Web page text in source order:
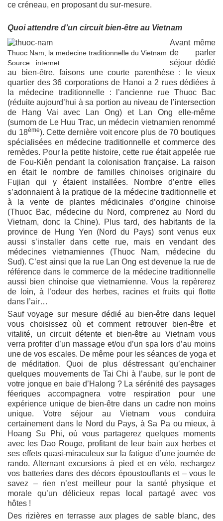
ce créneau, en proposant du sur-mesure.
Quoi attendre d’un circuit bien-être au Vietnam
Thuoc Nam, la medecine traditionnelle du Vietnam
Source : internet
Avant même
de parler
séjour dédié
au bien-être, faisons une courte parenthèse : le vieux
quartier des 36 corporations de Hanoi a 2 rues dédiées à
la médecine traditionnelle : l’ancienne rue Thuoc Bac
(réduite aujourd’hui à sa portion au niveau de l’intersection
de Hang Vai avec Lan Ong) et Lan Ong elle-même
(surnom de Le Huu Trac, un médecin vietnamien renommé
du 18ème). Cette dernière voit encore plus de 70 boutiques
spécialisées en médecine traditionnelle et commerce des
remèdes. Pour la petite histoire, cette rue était appelée rue
de Fou-Kiên pendant la colonisation française. La raison
en était le nombre de familles chinoises originaire du
Fujian qui y étaient installées. Nombre d’entre elles
s’adonnaient à la pratique de la médecine traditionnelle et
à la vente de plantes médicinales d’origine chinoise
(Thuoc Bac, médecine du Nord, comprenez au Nord du
Vietnam, donc la Chine). Plus tard, des habitants de la
province de Hung Yen (Nord du Pays) sont venus eux
aussi s’installer dans cette rue, mais en vendant des
médecines vietnamiennes (Thuoc Nam, médecine du
Sud). C’est ainsi que la rue Lan Ong est devenue la rue de
référence dans le commerce de la médecine traditionnelle
aussi bien chinoise que vietnamienne. Vous la repèrerez
de loin, à l’odeur des herbes, racines et fruits qui flotte
dans l’air…
Sauf voyage sur mesure dédié au bien-être dans lequel
vous choisissez où et comment retrouver bien-être et
vitalité, un circuit détente et bien-être au Vietnam vous
verra profiter d’un massage et/ou d’un spa lors d’au moins
une de vos escales. De même pour les séances de yoga et
de méditation. Quoi de plus déstressant qu’enchainer
quelques mouvements de Tai Chi à l’aube, sur le pont de
votre jonque en baie d’Halong ? La sérénité des paysages
féeriques accompagnera votre respiration pour une
expérience unique de bien-être dans un cadre non moins
unique. Votre séjour au Vietnam vous conduira
certainement dans le Nord du Pays, à Sa Pa ou mieux, à
Hoang Su Phi, où vous partagerez quelques moments
avec les Dao Rouge, profitant de leur bain aux herbes et
ses effets quasi-miraculeux sur la fatigue d’une journée de
rando. Alternant excursions à pied et en vélo, rechargez
vos batteries dans des décors époustouflants et – vous le
savez – rien n’est meilleur pour la santé physique et
morale qu’un délicieux repas local partagé avec vos
hôtes !
Des rizières en terrasse aux plages de sable blanc, des